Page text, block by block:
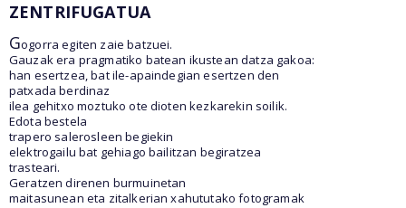
ZENTRIFUGATUA
Gogorra egiten zaie batzuei.
Gauzak era pragmatiko batean ikustean datza gakoa:
han esertzea, bat ile-apaindegian esertzen den
patxada berdinaz
ilea gehitxo moztuko ote dioten kezkarekin soilik.
Edota bestela
trapero salerosleen begiekin
elektrogailu bat gehiago bailitzan begiratzea
trasteari.
Geratzen direnen burmuinetan
maitasunean eta zitalkerian xahututako fotogramak